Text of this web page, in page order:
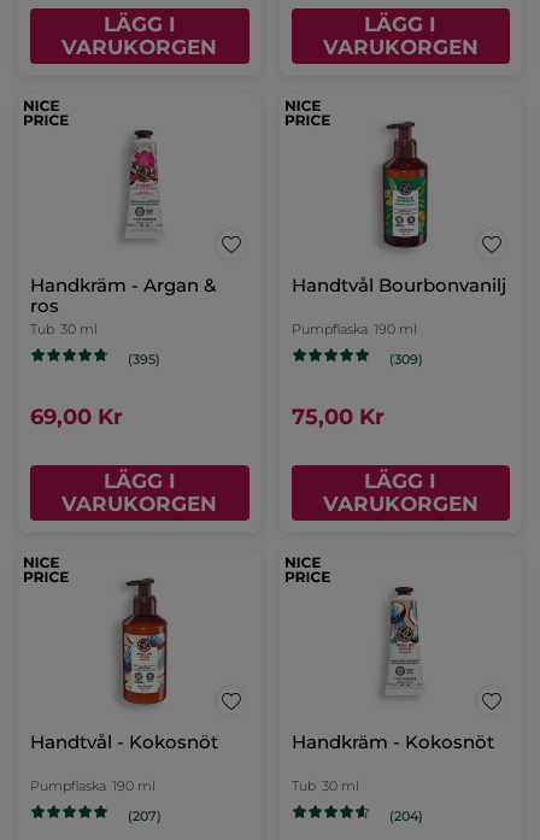
LÄGG I
VARUKORGEN
LÄGG I
VARUKORGEN
Handkräm - Argan &
ros
Tub 30 ml
(395)
69,00 Kr
LÄGG I
VARUKORGEN
Handtvål Bourbonvanilj
Pumpflaska 190 ml
(309)
75,00 Kr
LÄGG I
VARUKORGEN
Handtvål - Kokosnöt
Pumpflaska 190 ml
(207)
Handkräm - Kokosnöt
Tub 30 ml
(204)